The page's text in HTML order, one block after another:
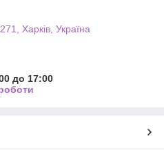
Харків, Україна
до 17:00